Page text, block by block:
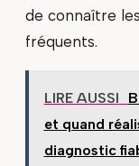
de connaître les
fréquents.
LIRE AUSSI
et quand
diagnostic